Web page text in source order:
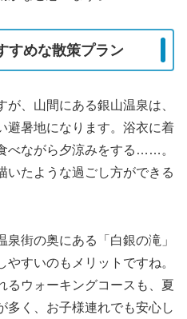
すめな散策プラン
、山間にある銀山温泉は、
避暑地になります。浴衣に着
べながら夕涼みをする……。
いたような過ごし方ができる
街の奥にある「白銀の滝」
すいのもメリットですね。
るウォーキングコースも、夏
多く、お子様連れでも安心し